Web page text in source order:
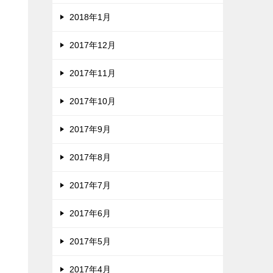
2018年1月
2017年12月
2017年11月
2017年10月
2017年9月
2017年8月
2017年7月
2017年6月
2017年5月
2017年4月